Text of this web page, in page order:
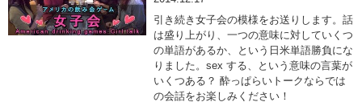
引き続き女子会の模様をお送りします。話
は盛り上がり、一つの意味に対していくつ
の単語があるか、という日米単語勝負にな
りました。sex する、という意味の言葉が
いくつある？ 酔っぱらいトークならでは
の会話をお楽しみください！